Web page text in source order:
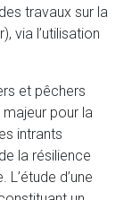
travaux sur la
via l’utilisation
et pêchers
pour la
intrants
la résilience
d’une